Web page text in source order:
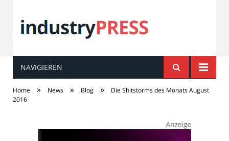
industryPRESS
NAVIGIEREN
Home » News » Blog »
Die Shitstorms des Monats August
2016